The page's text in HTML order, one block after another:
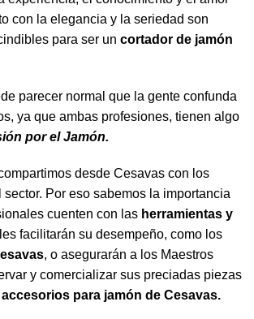
con la elegancia y la seriedad son
para ser un cortador de jamón
parecer normal que la gente confunda
ya que ambas profesiones, tienen algo
por el Jamón.
desde Cesavas con los
Por eso sabemos la importancia
cuenten con las herramientas y
facilitarán su desempeño, como los
, o asegurarán a los Maestros
y comercializar sus preciadas piezas
para jamón de Cesavas.